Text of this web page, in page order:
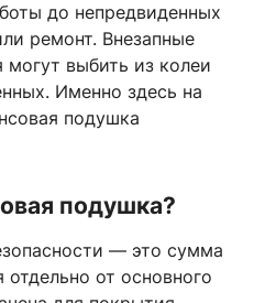
до непредвиденных
ремонт. Внезапные
выбить из колеи
Именно здесь на
подушка
подушка?
— это сумма
отдельно от основного